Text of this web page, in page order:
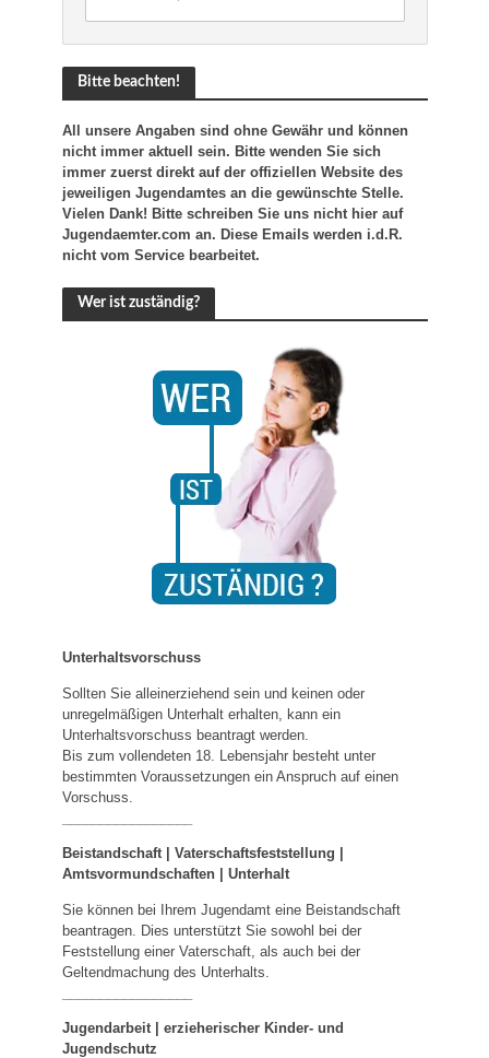
Bitte beachten!
All unsere Angaben sind ohne Gewähr und können
nicht immer aktuell sein. Bitte wenden Sie sich
immer zuerst direkt auf der offiziellen Website des
jeweiligen Jugendamtes an die gewünschte Stelle.
Vielen Dank! Bitte schreiben Sie uns nicht hier auf
Jugendaemter.com an. Diese Emails werden i.d.R.
nicht vom Service bearbeitet.
Wer ist zuständig?
Unterhaltsvorschuss
Sollten Sie alleinerziehend sein und keinen oder
unregelmäßigen Unterhalt erhalten, kann ein
Unterhaltsvorschuss beantragt werden.
Bis zum vollendeten 18. Lebensjahr besteht unter
bestimmten Voraussetzungen ein Anspruch auf einen
Vorschuss.
Beistandschaft | Vaterschaftsfeststellung |
Amtsvormundschaften| Unterhalt
Sie können bei Ihrem Jugendamt eine Beistandschaft
beantragen. Dies unterstützt Sie sowohl bei der
Feststellung einer Vaterschaft, als auch bei der
Geltendmachung des Unterhalts.
Jugendarbeit | erzieherischer Kinder- und
Jugendschutz